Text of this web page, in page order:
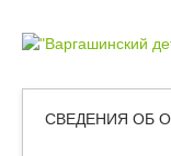
СВЕДЕНИЯ ОБ